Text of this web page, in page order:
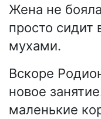
Жена не
просто сидит
мухами.
Вскоре
новое
маленькие